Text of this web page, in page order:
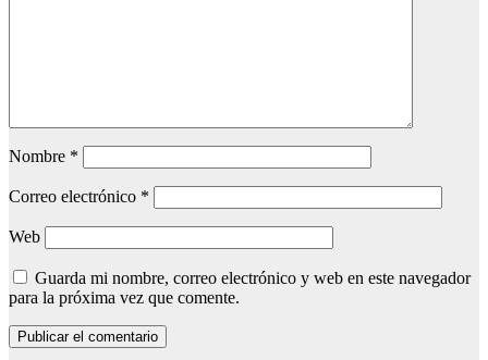
Nombre *
Correo electrónico *
Web
Guarda mi nombre, correo electrónico y web en este navegador
para la próxima vez que comente.